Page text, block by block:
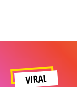
VIRAL